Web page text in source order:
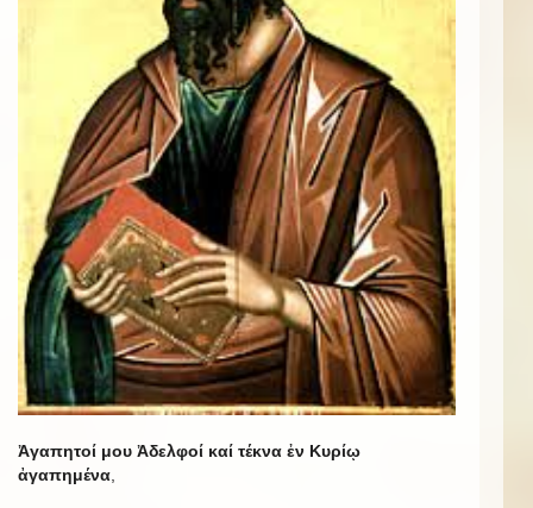
Ἀγαπητοί μου Ἀδελφοί καί τέκνα ἐν Κυρίῳ
ἀγαπημένα